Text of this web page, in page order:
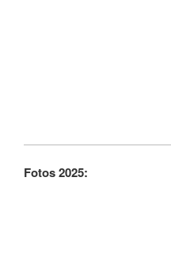
Fotos 2025: